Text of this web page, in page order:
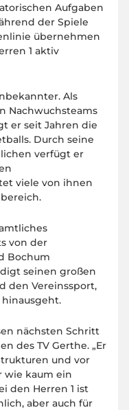
Aufgaben
der Spiele
übernehmen
1 aktiv
Als
Nachwuchsteams
er seit Jahren die
Durch seine
verfügt er
viele von ihnen
von der
Bochum
seinen großen
den Vereinssport,
nächsten Schritt
des TV Gerthe. „Er
und vor
wie kaum ein
den Herren 1 ist
aber auch für